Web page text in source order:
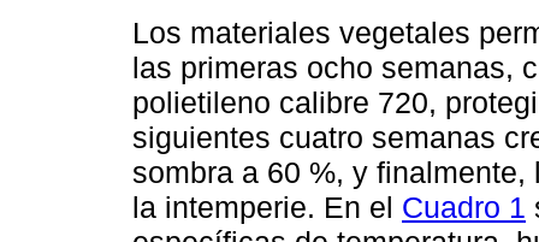
Los materiales vegetales
las primeras ocho semanas,
polietileno calibre 720,
siguientes cuatro semanas
sombra a 60 %, y
la intemperie. En el Cuadro 1